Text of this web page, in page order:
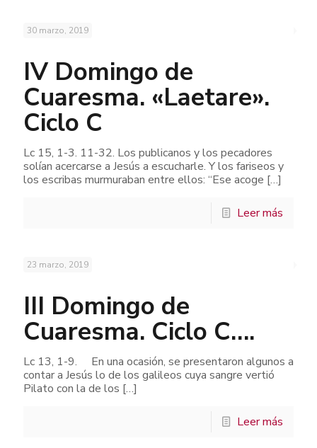
30 marzo, 2019
IV Domingo de
Cuaresma. «Laetare».
Ciclo C
Lc 15, 1-3. 11-32. Los publicanos y los pecadores
solían acercarse a Jesús a escucharle. Y los fariseos y
los escribas murmuraban entre ellos: “Ese acoge […]
Leer más
23 marzo, 2019
III Domingo de
Cuaresma. Ciclo C….
Lc 13, 1-9. En una ocasión, se presentaron algunos a
contar a Jesús lo de los galileos cuya sangre vertió
Pilato con la de los […]
Leer más